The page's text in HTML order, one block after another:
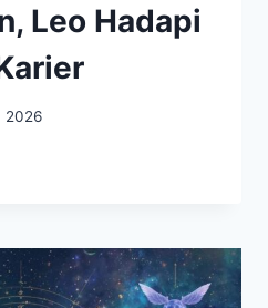
Leo Hadapi
2026